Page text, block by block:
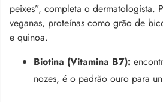
peixes”, completa o dermatologista.
veganas, proteínas como grão de
e quinoa.
Biotina (Vitamina B7):
nozes, é o padrão ouro para